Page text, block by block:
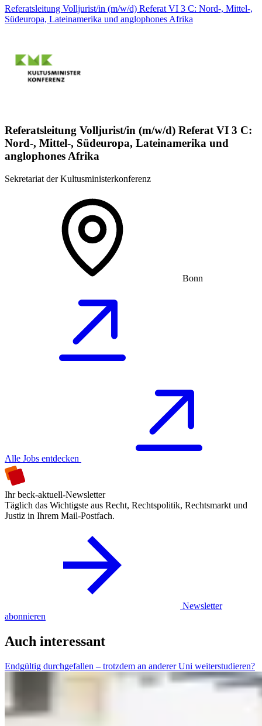
Referatsleitung Volljurist/in (m/w/d) Referat VI 3 C: Nord-, Mittel-,
Südeuropa, Lateinamerika und anglophones Afrika
Referatsleitung Volljurist/in (m/w/d) Referat VI 3 C:
Nord-, Mittel-, Südeuropa, Lateinamerika und
anglophones Afrika
Sekretariat der Kultusministerkonferenz
Bonn
Alle Jobs entdecken
Ihr beck-aktuell-Newsletter
Täglich das Wichtigste aus Recht, Rechtspolitik, Rechtsmarkt und
Justiz in Ihrem Mail-Postfach.
Newsletter
abonnieren
Auch interessant
Endgültig durchgefallen – trotzdem an anderer Uni weiterstudieren?